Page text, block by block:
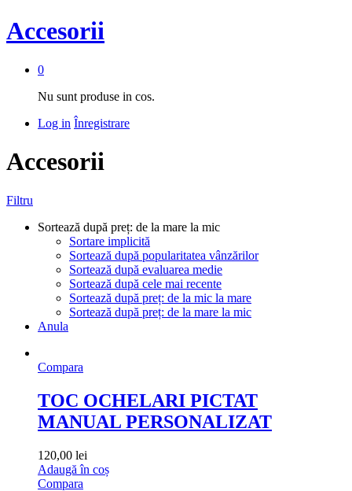
Accesorii
0
Nu sunt produse in cos.
Log in Înregistrare
Accesorii
Filtru
Sortează după preț: de la mare la mic
Sortare implicită
Sortează după popularitatea vânzărilor
Sortează după evaluarea medie
Sortează după cele mai recente
Sortează după preț: de la mic la mare
Sortează după preț: de la mare la mic
Anula
Compara
TOC OCHELARI PICTAT
MANUAL PERSONALIZAT
120,00 lei
Adaugă în coș
Compara